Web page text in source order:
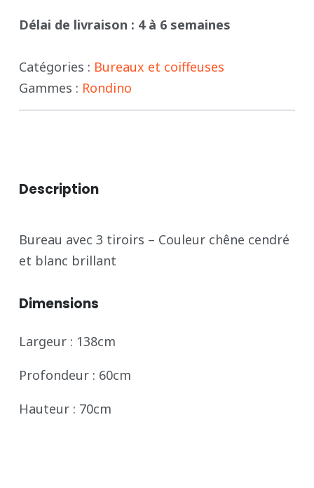
-
Délai de livraison : 4 à 6 semaines
Catégories : Bureaux et coiffeuses
Gammes : Rondino
Description
Bureau avec 3 tiroirs – Couleur chêne cendré
et blanc brillant
Dimensions
Largeur : 138cm
Profondeur : 60cm
Hauteur : 70cm